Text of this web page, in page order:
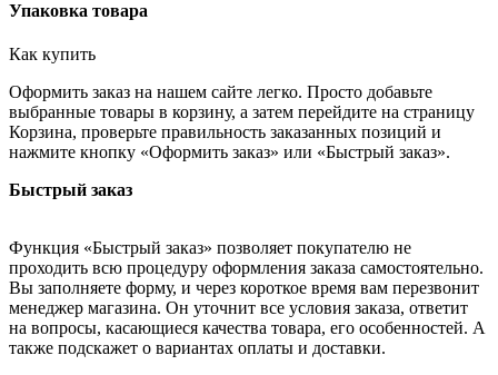
Упаковка товара
Как купить
Оформить заказ на нашем сайте легко. Просто добавьте
выбранные товары в корзину, а затем перейдите на страницу
Корзина, проверьте правильность заказанных позиций и
нажмите кнопку «Оформить заказ» или «Быстрый заказ».
Быстрый заказ
Функция «Быстрый заказ» позволяет покупателю не
проходить всю процедуру оформления заказа самостоятельно.
Вы заполняете форму, и через короткое время вам перезвонит
менеджер магазина. Он уточнит все условия заказа, ответит
на вопросы, касающиеся качества товара, его особенностей. А
также подскажет о вариантах оплаты и доставки.